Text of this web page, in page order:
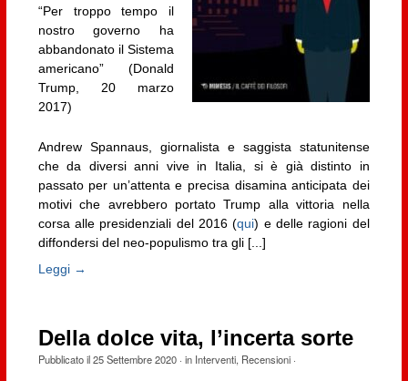
“Per troppo tempo il
nostro governo ha
abbandonato il Sistema
americano” (Donald
Trump, 20 marzo
2017)
Andrew Spannaus, giornalista e saggista statunitense
che da diversi anni vive in Italia, si è già distinto in
passato per un’attenta e precisa disamina anticipata dei
motivi che avrebbero portato Trump alla vittoria nella
corsa alle presidenziali del 2016 (qui) e delle ragioni del
diffondersi del neo-populismo tra gli [...]
Leggi →
Della dolce vita, l’incerta sorte
Pubblicato il25 Settembre 2020· in Interventi, Recensioni·